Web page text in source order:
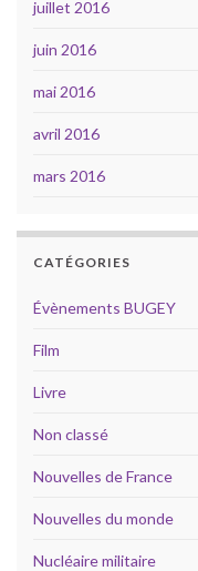
juillet 2016
juin 2016
mai 2016
avril 2016
mars 2016
CATÉGORIES
Évènements BUGEY
Film
Livre
Non classé
Nouvelles de France
Nouvelles du monde
Nucléaire militaire